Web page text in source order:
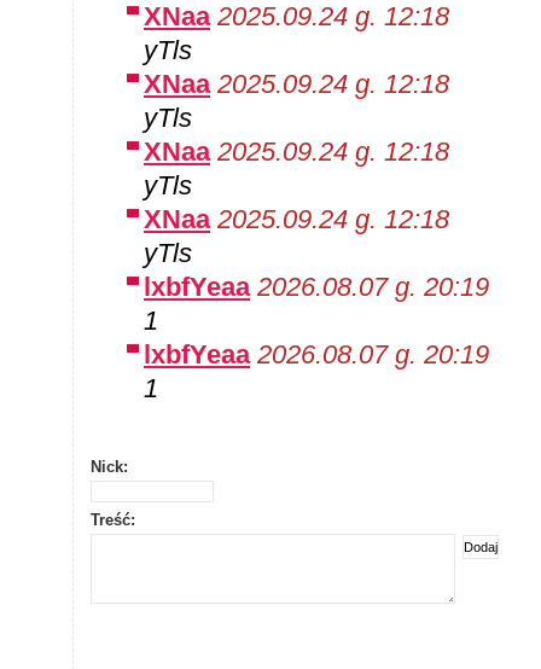
XNaa 2025.09.24 g. 12:18
yTls
XNaa 2025.09.24 g. 12:18
yTls
XNaa 2025.09.24 g. 12:18
yTls
XNaa 2025.09.24 g. 12:18
yTls
lxbfYeaa 2026.08.07 g. 20:19
1
lxbfYeaa 2026.08.07 g. 20:19
1
Nick:
Treść: